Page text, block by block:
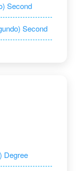
Second
Second
Degree